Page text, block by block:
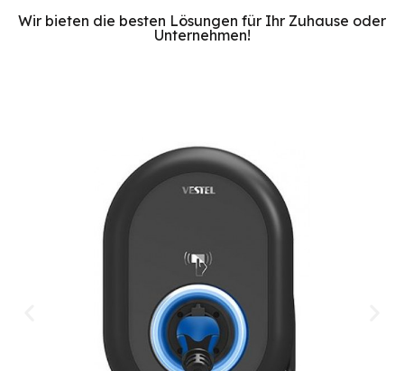
Wir bieten die besten Lösungen für Ihr Zuhause oder
Unternehmen!